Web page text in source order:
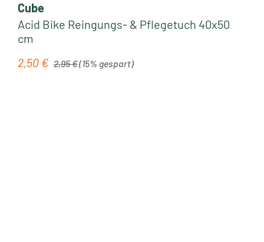
Cube
Acid Bike Reingungs- & Pflegetuch 40x50
cm
Verkaufspreis:
2,50 € Regulärer Preis:
2,95 €(15% gespart)